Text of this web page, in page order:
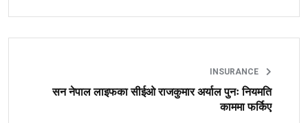
INSURANCE
सन नेपाल लाइफका सीईओ राजकुमार अर्याल पुनः नियमति
काममा फर्किए